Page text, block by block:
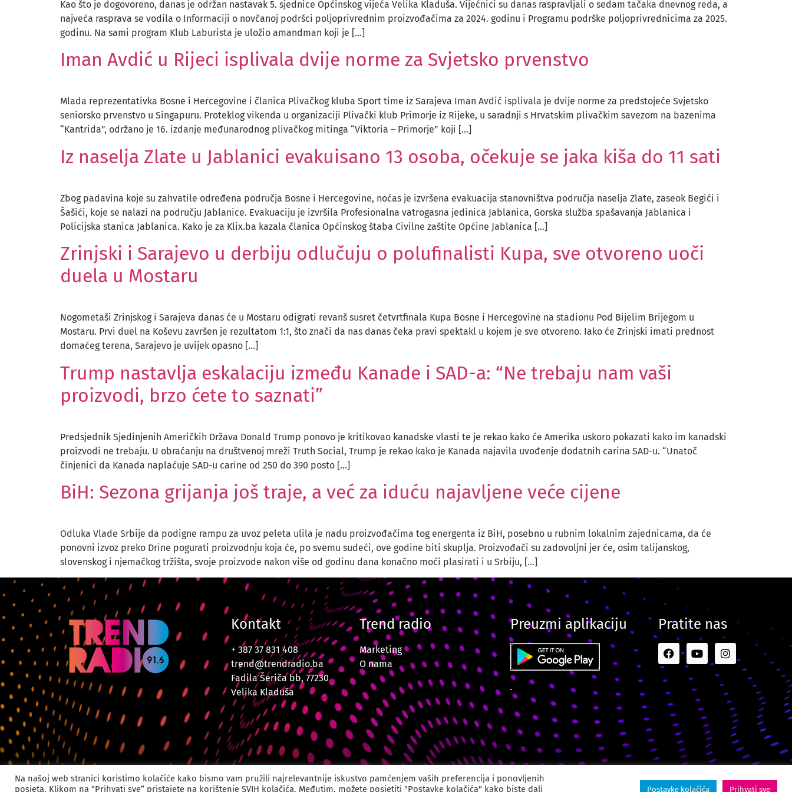
Kao što je dogovoreno, danas je održan nastavak 5. sjednice Općinskog vijeća Velika Kladuša. Vijećnici su danas raspravljali o sedam tačaka dnevnog reda, a
najveća rasprava se vodila o Informaciji o novčanoj podršci poljoprivrednim proizvođačima za 2024. godinu i Programu podrške poljoprivrednicima za 2025.
godinu. Na sami program Klub Laburista je uložio amandman koji je […]
Iman Avdić u Rijeci isplivala dvije norme za Svjetsko prvenstvo
Mlada reprezentativka Bosne i Hercegovine i članica Plivačkog kluba Sport time iz Sarajeva Iman Avdić isplivala je dvije norme za predstojeće Svjetsko
seniorsko prvenstvo u Singapuru. Proteklog vikenda u organizaciji Plivački klub Primorje iz Rijeke, u saradnji s Hrvatskim plivačkim savezom na bazenima
“Kantrida”, održano je 16. izdanje međunarodnog plivačkog mitinga “Viktoria – Primorje” koji […]
Iz naselja Zlate u Jablanici evakuisano 13 osoba, očekuje se jaka kiša do 11 sati
Zbog padavina koje su zahvatile određena područja Bosne i Hercegovine, noćas je izvršena evakuacija stanovništva područja naselja Zlate, zaseok Begići i
Šašići, koje se nalazi na području Jablanice. Evakuaciju je izvršila Profesionalna vatrogasna jedinica Jablanica, Gorska služba spašavanja Jablanica i
Policijska stanica Jablanica. Kako je za Klix.ba kazala članica Općinskog štaba Civilne zaštite Općine Jablanica […]
Zrinjski i Sarajevo u derbiju odlučuju o polufinalisti Kupa, sve otvoreno uoči
duela u Mostaru
Nogometaši Zrinjskog i Sarajeva danas će u Mostaru odigrati revanš susret četvrtfinala Kupa Bosne i Hercegovine na stadionu Pod Bijelim Brijegom u
Mostaru. Prvi duel na Koševu završen je rezultatom 1:1, što znači da nas danas čeka pravi spektakl u kojem je sve otvoreno. Iako će Zrinjski imati prednost
domaćeg terena, Sarajevo je uvijek opasno […]
Trump nastavlja eskalaciju između Kanade i SAD-a: “Ne trebaju nam vaši
proizvodi, brzo ćete to saznati”
Predsjednik Sjedinjenih Američkih Država Donald Trump ponovo je kritikovao kanadske vlasti te je rekao kako će Amerika uskoro pokazati kako im kanadski
proizvodi ne trebaju. U obraćanju na društvenoj mreži Truth Social, Trump je rekao kako je Kanada najavila uvođenje dodatnih carina SAD-u. “Unatoč
činjenici da Kanada naplaćuje SAD-u carine od 250 do 390 posto […]
BiH: Sezona grijanja još traje, a već za iduću najavljene veće cijene
Odluka Vlade Srbije da podigne rampu za uvoz peleta ulila je nadu proizvođačima tog energenta iz BiH, posebno u rubnim lokalnim zajednicama, da će
ponovni izvoz preko Drine pogurati proizvodnju koja će, po svemu sudeći, ove godine biti skuplja. Proizvođači su zadovoljni jer će, osim talijanskog,
slovenskog i njemačkog tržišta, svoje proizvode nakon više od godinu dana konačno moći plasirati i u Srbiju, […]
Kontakt
+ 387 37 831 408
trend@trendradio.ba
Fadila Šeriča bb, 77230
Velika Kladuša
Trend radio
Marketing
O nama
Preuzmi aplikaciju Pratite nas
Na našoj web stranici koristimo kolačiće kako bismo vam pružili najrelevantnije iskustvo pamćenjem vaših preferencija i ponovljenih
posjeta. Klikom na “Prihvati sve” pristajete na korištenje SVIH kolačića. Međutim, možete posjetiti "Postavke kolačića" kako biste dali
Postavke kolačića Prihvati sve